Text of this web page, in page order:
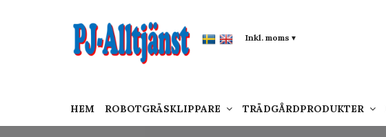
Inkl. moms ▾
HEM ROBOTGRÄSKLIPPARE TRÄDGÅRDPRODUKTER